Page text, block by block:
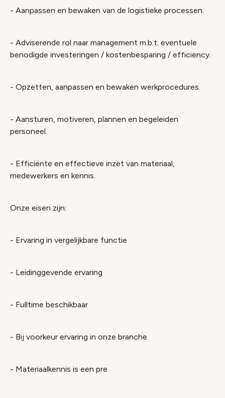
- Aanpassen en bewaken van de logistieke processen.
- Adviserende rol naar management m.b.t. eventuele
benodigde investeringen / kostenbesparing / efficiency.
- Opzetten, aanpassen en bewaken werkprocedures.
- Aansturen, motiveren, plannen en begeleiden
personeel.
- Efficiënte en effectieve inzet van materiaal,
medewerkers en kennis.
Onze eisen zijn:
- Ervaring in vergelijkbare functie
- Leidinggevende ervaring
- Fulltime beschikbaar
- Bij voorkeur ervaring in onze branche
- Materiaalkennis is een pre